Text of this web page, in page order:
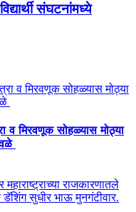
संघटनांमध्ये
व मिरवणूक सोहळ्यास मोठ्या